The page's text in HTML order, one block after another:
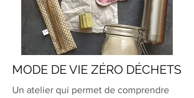
MODE DE VIE ZÉRO DÉCHETS
Un atelier qui permet de comprendre